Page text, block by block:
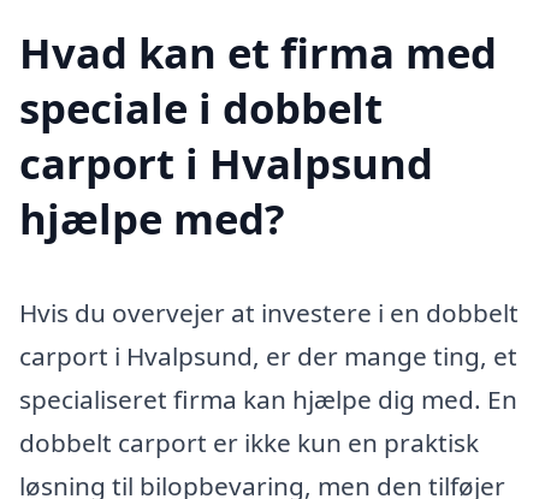
Hvad kan et firma med
speciale i dobbelt
carport i Hvalpsund
hjælpe med?
Hvis du overvejer at investere i en dobbelt
carport i Hvalpsund, er der mange ting, et
specialiseret firma kan hjælpe dig med. En
dobbelt carport er ikke kun en praktisk
løsning til bilopbevaring, men den tilføjer